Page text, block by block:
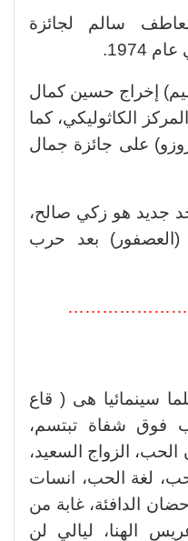
سالم لجائزة
1974.
إخراج حسين كمال
الكاثوليكي، كما
على جائزة جمال
جديد هو زكي صالح،
(العصفور) بعد حرب
هذا العام 44 فيلما سينمائيا هى ( قاع
فوق شفاة تبتسم،
الحب، الزواج السعيد،
لغة الحب، انسات
الدافئة، غابة من
الهنا، ليالي لن